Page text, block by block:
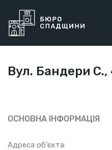
Вул. Бандери С.,
ОСНОВНА ІНФОРМАЦІЯ
Адреса об’єкта: